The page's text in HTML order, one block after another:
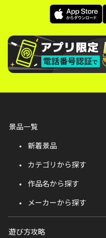
景品一覧
新着景品
カテゴリから探す
作品名から探す
メーカーから探す
遊び方攻略